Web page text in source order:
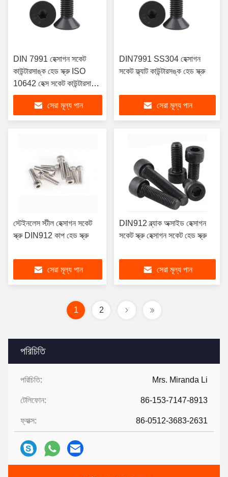
পরিচিতি
পরিচিতি: Mrs. Miranda Li
টেলিফোন: 86-153-7147-8913
ফ্যাক্স: 86-0512-3683-2631
DIN 7991 হেক্সাগন সকেট
কাউন্টারসাঙ্ক হেড স্ক্রু ISO
10642 হেক্স সকেট কাউন্টারসাঙ্ক
ফ্ল্যাট হেড স্ক্রু
সেরা মূল্য পান
DIN7991 SS304 হেক্সাগন
সকেট ফ্ল্যাট কাউন্টারসঙ্ক হেড স্ক্রু
সেরা মূল্য পান
স্টেইনলেস স্টীল হেক্সাগন সকেট
স্ক্রু DIN912 কাপ হেড স্ক্রু
সেরা মূল্য পান
DIN912 ব্ল্যাক অক্সাইড হেক্সাগন
সকেট স্ক্রু হেক্সাগন সকেট হেড স্ক্রু
সেরা মূল্য পান
1 2